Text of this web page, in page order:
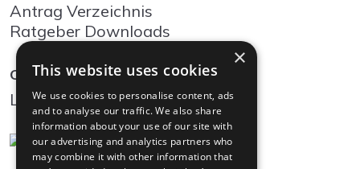
Antrag Verzeichnis
Ratgeber Downloads
Community
Log In
×
This website uses cookies
We use cookies to personalise content, ads
and to analyse our traffic. We also share
information about your use of our site with
our advertising and analytics partners who
may combine it with other information that